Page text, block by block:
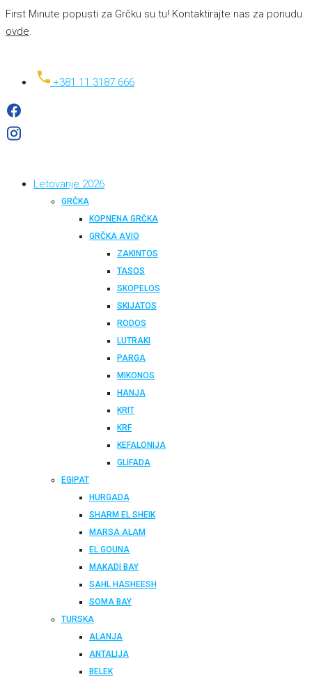
First Minute popusti za Grčku su tu! Kontaktirajte nas za ponudu
ovde.
+381 11 3187 666
Letovanje 2026
GRČKA
KOPNENA GRČKA
GRČKA AVIO
ZAKINTOS
TASOS
SKOPELOS
SKIJATOS
RODOS
LUTRAKI
PARGA
MIKONOS
HANJA
KRIT
KRF
KEFALONIJA
GLIFADA
EGIPAT
HURGADA
SHARM EL SHEIK
MARSA ALAM
EL GOUNA
MAKADI BAY
SAHL HASHEESH
SOMA BAY
TURSKA
ALANJA
ANTALIJA
BELEK